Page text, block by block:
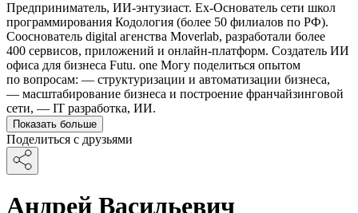
Предприниматель, ИИ-энтузиаст. Ex-Основатель сети школ
программирования Кодология (более 50 филиалов по РФ).
Сооснователь digital агенства Moverlab, разработали более
400 сервисов, приложений и онлайн-платформ. Создатель ИИ
офиса для бизнеса Futu. one Могу поделиться опытом
по вопросам: — структуризации и автоматизации бизнеса,
— масштабирование бизнеса и построение франчайзинговой
сети, — IT разработка, ИИ.
Показать больше
Поделиться с друзьями
Андрей Васильевич